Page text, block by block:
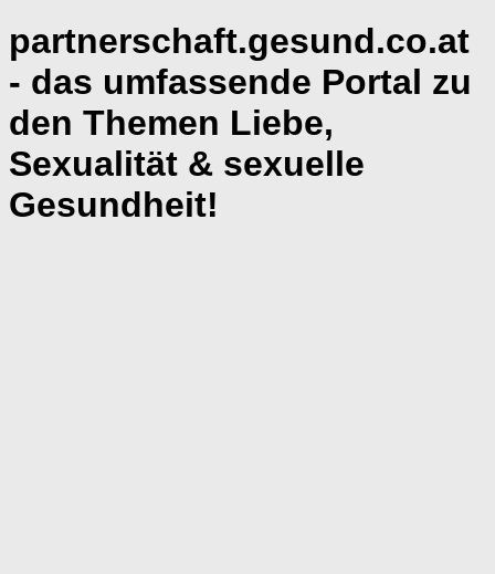
partnerschaft.gesund.co.at
- das umfassende Portal zu
den Themen Liebe,
Sexualität & sexuelle
Gesundheit!